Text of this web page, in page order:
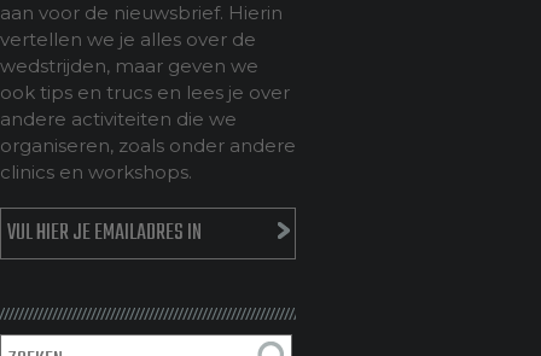
aan voor de nieuwsbrief. Hierin
vertellen we je alles over de
wedstrijden, maar geven we
ook tips en trucs en lees je over
andere activiteiten die we
organiseren, zoals onder andere
clinics en workshops.